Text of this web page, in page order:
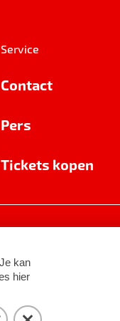
Service
Contact
Pers
Tickets kopen